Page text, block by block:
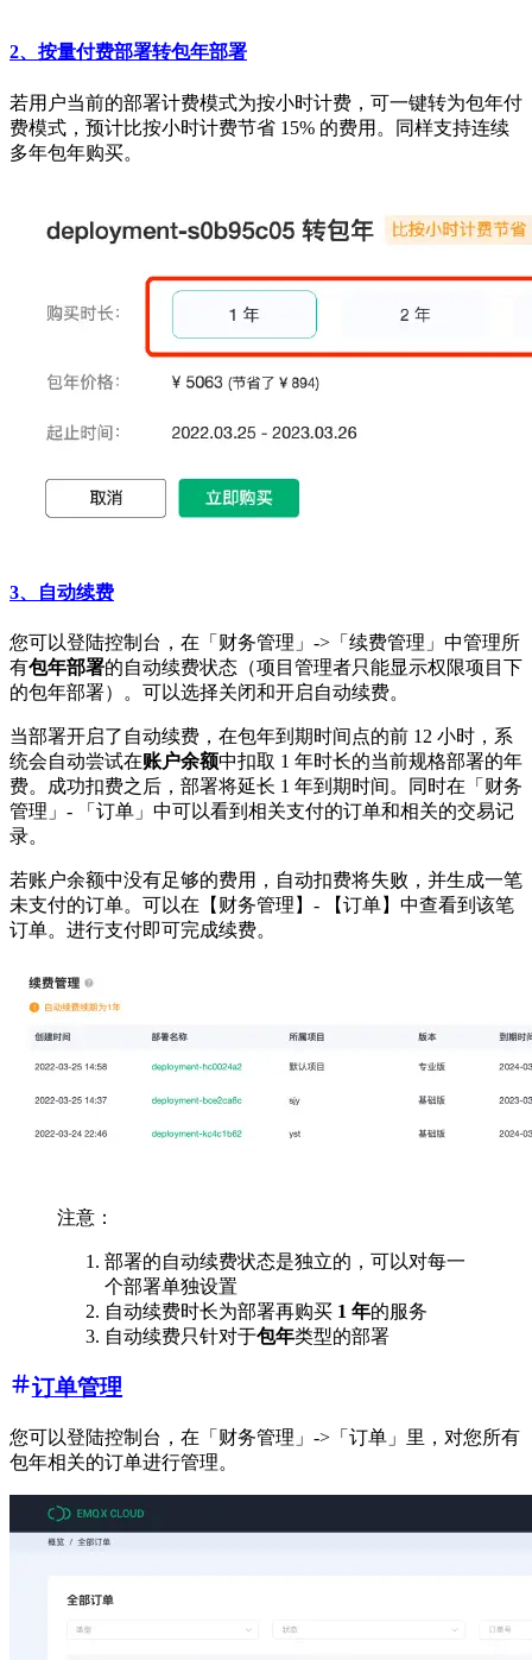
2、按量付费部署转包年部署
若用户当前的部署计费模式为按小时计费，可一键转为包年付
费模式，预计比按小时计费节省 15% 的费用。同样支持连续
多年包年购买。
3、自动续费
您可以登陆控制台，在「财务管理」->「续费管理」中管理所
有包年部署的自动续费状态（项目管理者只能显示权限项目下
的包年部署）。可以选择关闭和开启自动续费。
当部署开启了自动续费，在包年到期时间点的前 12 小时，系
统会自动尝试在账户余额中扣取 1 年时长的当前规格部署的年
费。成功扣费之后，部署将延长 1 年到期时间。同时在「财务
管理」- 「订单」中可以看到相关支付的订单和相关的交易记
录。
若账户余额中没有足够的费用，自动扣费将失败，并生成一笔
未支付的订单。可以在【财务管理】- 【订单】中查看到该笔
订单。进行支付即可完成续费。
注意：
部署的自动续费状态是独立的，可以对每一
个部署单独设置
自动续费时长为部署再购买 1 年的服务
自动续费只针对于包年类型的部署
订单管理
您可以登陆控制台，在「财务管理」->「订单」里，对您所有
包年相关的订单进行管理。